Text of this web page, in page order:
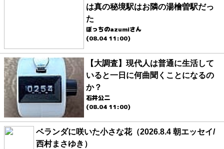
は真の秘境駅はお隣の湯檜曽駅だっ
た
ぼっちのazumiさん
(08.04 11:00)
【大調査】現代人は普通に生活して
いると一日に何曲聞くことになるの
か？
石井公二
(08.04 11:00)
ベランダに咲いた小さな花（2026.8.4 朝エッセイ/
西村まさゆき）